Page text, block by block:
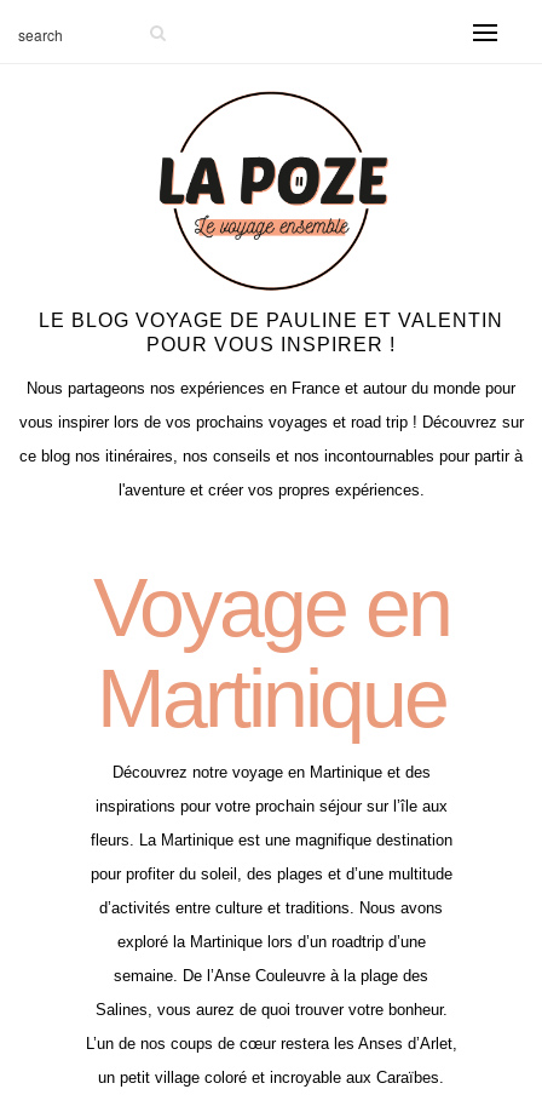
LE BLOG VOYAGE DE PAULINE ET VALENTIN
POUR VOUS INSPIRER !
Nous partageons nos expériences en France et autour du monde pour
vous inspirer lors de vos prochains voyages et road trip ! Découvrez sur
ce blog nos itinéraires, nos conseils et nos incontournables pour partir à
l'aventure et créer vos propres expériences.
Voyage en
Martinique
Découvrez notre voyage en Martinique et des
inspirations pour votre prochain séjour sur l’île aux
fleurs. La Martinique est une magnifique destination
pour profiter du soleil, des plages et d’une multitude
d’activités entre culture et traditions. Nous avons
exploré la Martinique lors d’un roadtrip d’une
semaine. De l’Anse Couleuvre à la plage des
Salines, vous aurez de quoi trouver votre bonheur.
L’un de nos coups de cœur restera les Anses d’Arlet,
un petit village coloré et incroyable aux Caraïbes.